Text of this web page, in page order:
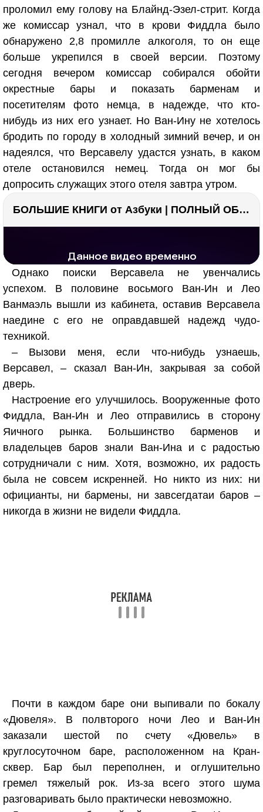
проломил ему голову на Блайнд-Эзел-стрит. Когда
же комиссар узнал, что в крови Фиддла было
обнаружено 2,8 промилле алкоголя, то он еще
больше укрепился в своей версии. Поэтому
сегодня вечером комиссар собирался обойти
окрестные бары и показать барменам и
посетителям фото немца, в надежде, что кто-
нибудь из них его узнает. Но Ван-Ину не хотелось
бродить по городу в холодный зимний вечер, и он
надеялся, что Версавелу удастся узнать, в каком
отеле остановился немец. Тогда он мог бы
допросить служащих этого отеля завтра утром.
БОЛЬШИЕ КНИГИ от Азбуки | ПОЛНЫЙ ОБЗОР | Моя коллекция 20+ книг ??
Однако поиски Версавела не увенчались
успехом. В половине восьмого Ван-Ин и Лео
Ванмаэль вышли из кабинета, оставив Версавела
наедине с его не оправдавшей надежд чудо-
техникой.
– Вызови меня, если что-нибудь узнаешь,
Версавел, – сказал Ван-Ин, закрывая за собой
дверь.
Настроение его улучшилось. Вооруженные фото
Фиддла, Ван-Ин и Лео отправились в сторону
Яичного рынка. Большинство барменов и
владельцев баров знали Ван-Ина и с радостью
сотрудничали с ним. Хотя, возможно, их радость
была не совсем искренней. Но никто из них: ни
официанты, ни бармены, ни завсегдатаи баров –
никогда в жизни не видели Фиддла.
Почти в каждом баре они выпивали по бокалу
«Дювеля». В полвторого ночи Лео и Ван-Ин
заказали шестой по счету «Дювель» в
круглосуточном баре, расположенном на Кран-
сквер. Бар был переполнен, и оглушительно
гремел тяжелый рок. Из-за всего этого шума
разговаривать было практически невозможно.